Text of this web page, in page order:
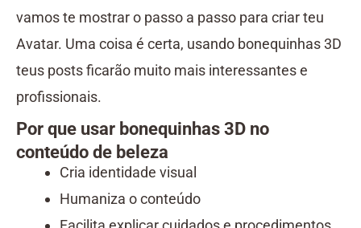
vamos te mostrar o passo a passo para criar teu
Avatar. Uma coisa é certa, usando bonequinhas 3D
teus posts ficarão muito mais interessantes e
profissionais.
Por que usar bonequinhas 3D no
conteúdo de beleza
Cria identidade visual
Humaniza o conteúdo